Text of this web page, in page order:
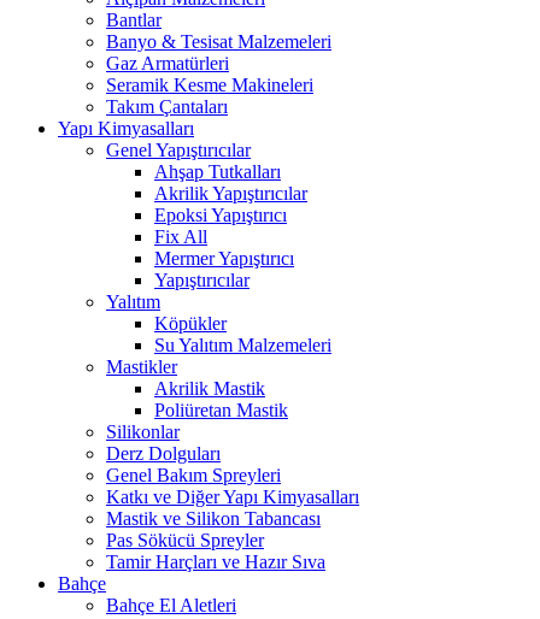
Bantlar
Banyo & Tesisat Malzemeleri
Gaz Armatürleri
Seramik Kesme Makineleri
Takım Çantaları
Yapı Kimyasalları
Genel Yapıştırıcılar
Ahşap Tutkalları
Akrilik Yapıştırıcılar
Epoksi Yapıştırıcı
Fix All
Mermer Yapıştırıcı
Yapıştırıcılar
Yalıtım
Köpükler
Su Yalıtım Malzemeleri
Mastikler
Akrilik Mastik
Poliüretan Mastik
Silikonlar
Derz Dolguları
Genel Bakım Spreyleri
Katkı ve Diğer Yapı Kimyasalları
Mastik ve Silikon Tabancası
Pas Sökücü Spreyler
Tamir Harçları ve Hazır Sıva
Bahçe
Bahçe El Aletleri